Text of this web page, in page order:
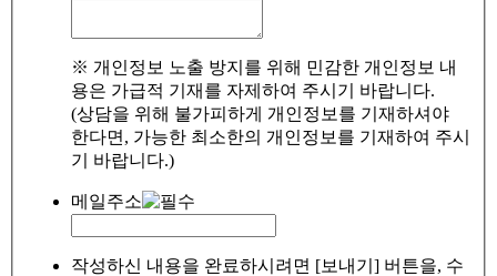
※ 개인정보 노출 방지를 위해 민감한 개인정보 내
용은 가급적 기재를 자제하여 주시기 바랍니다.
(상담을 위해 불가피하게 개인정보를 기재하셔야
한다면, 가능한 최소한의 개인정보를 기재하여 주시
기 바랍니다.)
메일주소
작성하신 내용을 완료하시려면 [보내기] 버튼을, 수